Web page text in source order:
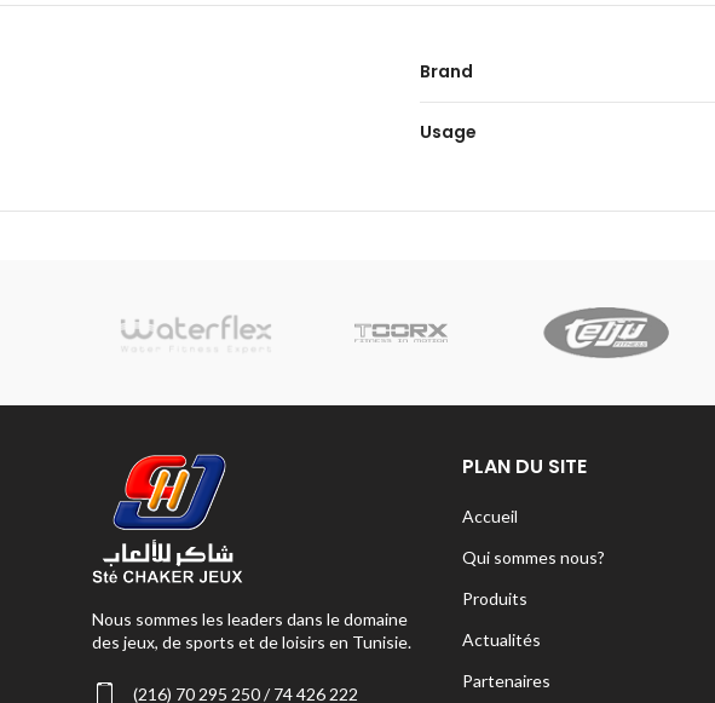
Brand
Usage
Nous sommes les leaders dans le domaine
des jeux, de sports et de loisirs en Tunisie.
(216) 70 295 250 / 74 426 222
PLAN DU SITE
Accueil
Qui sommes nous?
Produits
Actualités
Partenaires